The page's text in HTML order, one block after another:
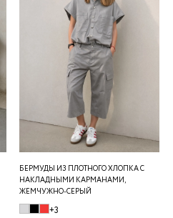
БЕРМУДЫ ИЗ ПЛОТНОГО ХЛОПКА С
НАКЛАДНЫМИ КАРМАНАМИ,
ЖЕМЧУЖНО-СЕРЫЙ
+3